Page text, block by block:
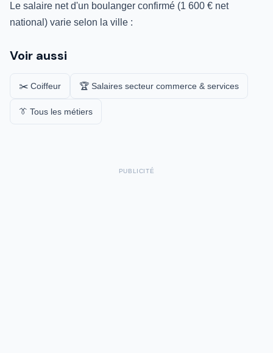
Le salaire net d'un boulanger confirmé (1 600 € net
national) varie selon la ville :
Voir aussi
✂️ Coiffeur 🏆 Salaires secteur commerce & services
👔 Tous les métiers
PUBLICITÉ